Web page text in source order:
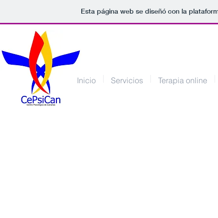
Esta página web se diseñó con la
Inicio Servicios Terapia online